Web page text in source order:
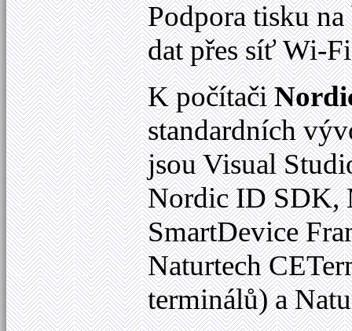
Podpora tisku
dat přes síť Wi-
K počítači
standardních
jsou Visual
Nordic ID SDK,
SmartDevice
Naturtech
terminálů) a